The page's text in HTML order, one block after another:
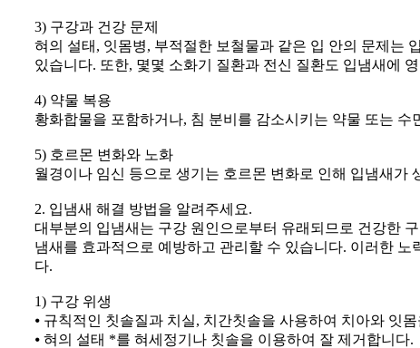
3) 구강과 건강 문제
혀의 설태, 잇몸병, 부적절한 보철물과 같은 입 안의 문제는
있습니다. 또한, 몇몇 소화기 질환과 전신 질환도 입냄새에
4) 약물 복용
황화합물을 포함하거나, 침 분비를 감소시키는 약물 또는
5) 호르몬 변화와 노화
월경이나 임신 등으로 생기는 호르몬 변화로 인해 입냄새가
2. 입냄새 해결 방법을 알려주세요.
대부분의 입냄새는 구강 원인으로부터 유래되므로 건강한
냄새를 효과적으로 예방하고 관리할 수 있습니다. 이러한
다.
1) 구강 위생
⦁ 규칙적인 칫솔질과 치실, 치간칫솔을 사용하여 치아와 잇
⦁ 혀의 설태 *를 혀세정기나 칫솔을 이용하여 잘 제거합니다.